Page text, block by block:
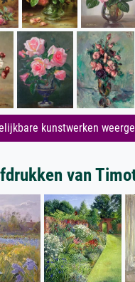
kunstwerken
van